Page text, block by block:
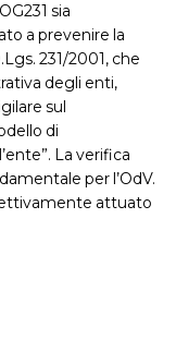
sia
a prevenire la
231/2001, che
degli enti,
sul
di
La verifica
per l’OdV.
attuato